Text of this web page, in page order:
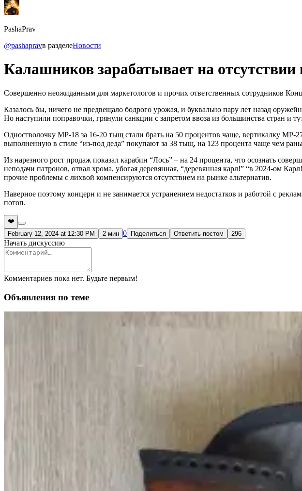
PashaPrav
@pashapravв разделеНовости
Калашников зарабатывает на
Совершенно неожиданным для маркетологов и прочих ответственных сотрудников
Казалось бы, ничего не предвещало бодрого урожая, и буквально пару лет назад
Но наступили поправочки, грянули санкции с запретом ввоза из большинства стран и
Одностволочку МР-18 за 16-20 тыщ стали брать на 50 процентов чаще, вертикалку
выполненную в стиле “из-под деда” покупают за 38 тыщ, на 123 процента чаще чем
Из нарезного рост продаж показал карабин “Лось” – на 24 процента, что осознать
неподачи патронов, отвал хрома, убогая деревянная, “деревянная карл!” “в 2024-ом
прочие проблемы с лихвой компенсируются отсутствием на рынке альтернатив.
Наверное поэтому концерн и не занимается устранением недостатков и работой с
потоп.
❤️
February 12, 2024 at 12:30 PM
2 мин 0 Поделиться Ответить постом 296
Начать дискуссию
Комментариев пока нет. Будьте первым!
Объявления по теме